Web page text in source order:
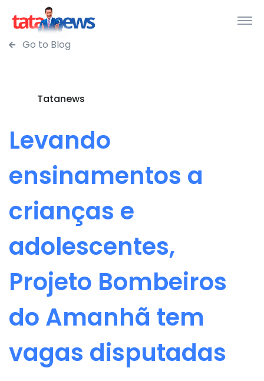
Go to Blog
Tatanews
Levando
ensinamentos a
crianças e
adolescentes,
Projeto Bombeiros
do Amanhã tem
vagas disputadas